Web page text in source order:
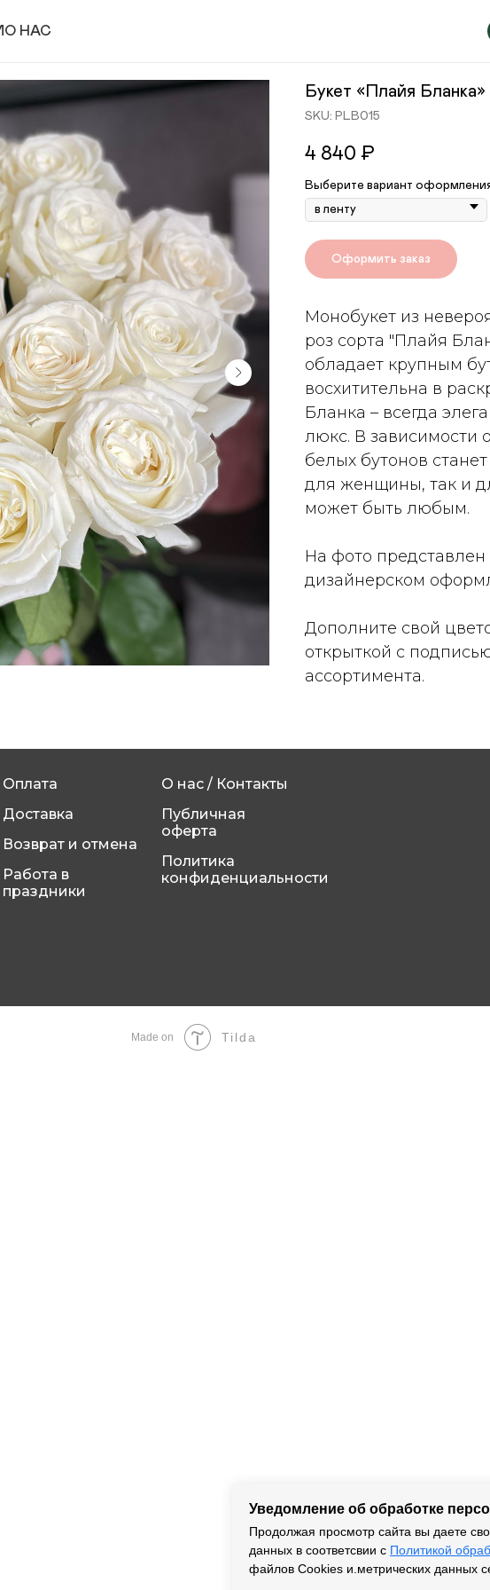
О НАС
Уведомление об обработке
Продолжая просмотр сайта вы даете
данных в соответсвии с Политикой
файлов Cookies и.метрических данных
Букет «Плайя Бланка»
SKU: PLB015
4 840 ₽
Выберите вариант
Оформить заказ
Монобукет из
роз сорта "Плайя
обладает крупным
восхитительна в
Бланка – всегда
люкс. В зависимости
белых бутонов
для женщины, так и
может быть любым.
На фото представлен
дизайнерском
Дополните свой
открыткой с
ассортимента.
Оплата
Доставка
Возврат и отмена
Работа в
праздники
О нас / Контакты
Публичная
оферта
Политика
конфиденциальности
Made on Tilda